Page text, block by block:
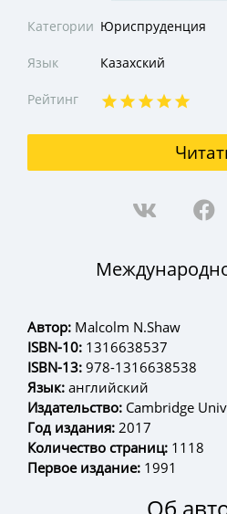
Категории Юриспруденция
Язык Казахский
Рейтинг
Автор: Malcolm N.Shaw
ISBN-10: 1316638537
ISBN-13: 978-1316638538
Язык: английский
Издательство: Cambridge
Год издания:
Количество страниц: 1118
Первое издание: 1991